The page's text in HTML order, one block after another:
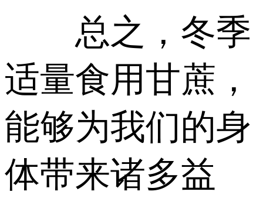
总之，冬季
适量食用甘蔗，
能够为我们的身
体带来诸多益